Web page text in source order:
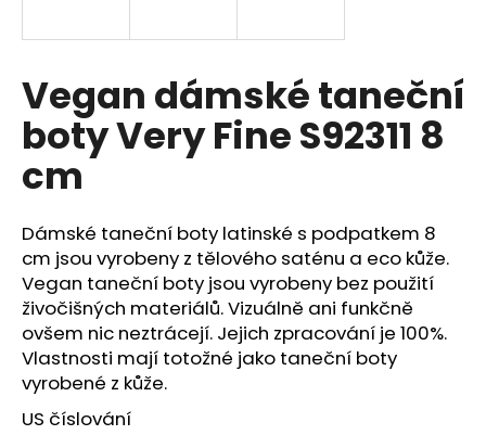
Vegan dámské taneční
boty Very Fine S92311 8
cm
Dámské taneční boty latinské s podpatkem 8
cm jsou vyrobeny z tělového saténu a eco kůže.
Vegan taneční boty jsou vyrobeny bez použití
živočišných materiálů. Vizuálně ani funkčně
ovšem nic neztrácejí. Jejich zpracování je 100%.
Vlastnosti mají totožné jako taneční boty
vyrobené z kůže.
US číslování
í
t
?
HLEDAT
D
o
p
o